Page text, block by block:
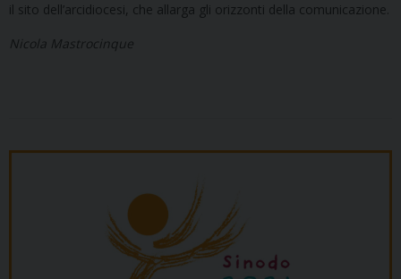
il sito dell’arcidiocesi, che allarga gli orizzonti della comunicazione.
Nicola Mastrocinque